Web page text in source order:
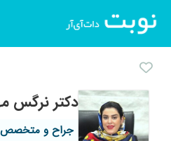
دکتر نرگس
جراح و متخصص